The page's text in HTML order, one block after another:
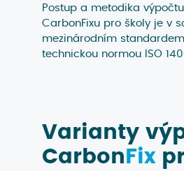
Postup a metodika
CarbonFixu pro školy je v
mezinárodním
technickou normou ISO
Varianty
CarbonFix